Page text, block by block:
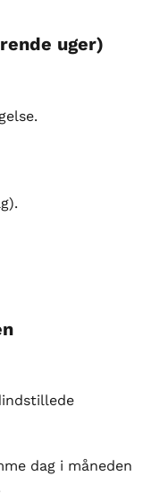
uger)
dag i måneden